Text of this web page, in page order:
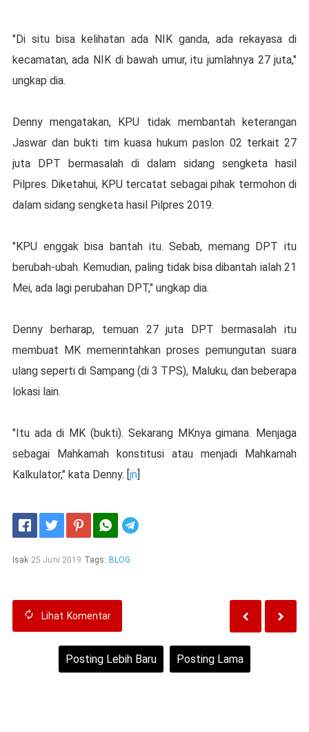
"Di situ bisa kelihatan ada NIK ganda, ada rekayasa di
kecamatan, ada NIK di bawah umur, itu jumlahnya 27 juta,"
ungkap dia.
Denny mengatakan, KPU tidak membantah keterangan
Jaswar dan bukti tim kuasa hukum paslon 02 terkait 27
juta DPT bermasalah di dalam sidang sengketa hasil
Pilpres. Diketahui, KPU tercatat sebagai pihak termohon di
dalam sidang sengketa hasil Pilpres 2019.
"KPU enggak bisa bantah itu. Sebab, memang DPT itu
berubah-ubah. Kemudian, paling tidak bisa dibantah ialah 21
Mei, ada lagi perubahan DPT," ungkap dia.
Denny berharap, temuan 27 juta DPT bermasalah itu
membuat MK memerintahkan proses pemungutan suara
ulang seperti di Sampang (di 3 TPS), Maluku, dan beberapa
lokasi lain.
"Itu ada di MK (bukti). Sekarang MKnya gimana. Menjaga
sebagai Mahkamah konstitusi atau menjadi Mahkamah
Kalkulator," kata Denny. [jn]
Isak 25 Juni 2019 Tags: BLOG
Lihat Komentar
Posting Lebih Baru Posting Lama